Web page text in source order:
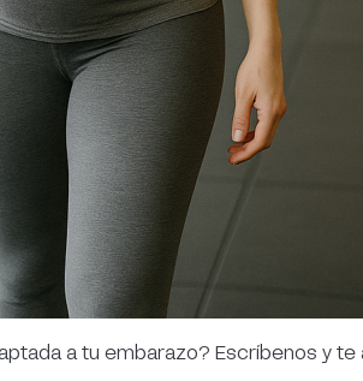
a tu embarazo? Escríbenos y te